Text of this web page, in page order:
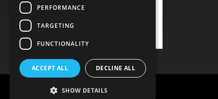
PERFORMANCE
TARGETING
FUNCTIONALITY
ACCEPT ALL DECLINE ALL
SHOW DETAILS